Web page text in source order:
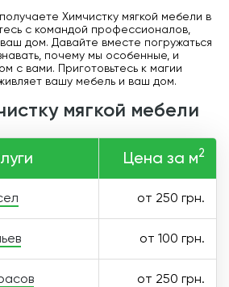
Химчистку мягкой мебели в
с командой профессионалов,
дом. Давайте вместе погружаться
почему мы особенные, и
с вами. Приготовьтесь к магии
вашу мебель и ваш дом.
мягкой мебели
Цена за м2
от 250 грн.
от 100 грн.
от 250 грн.